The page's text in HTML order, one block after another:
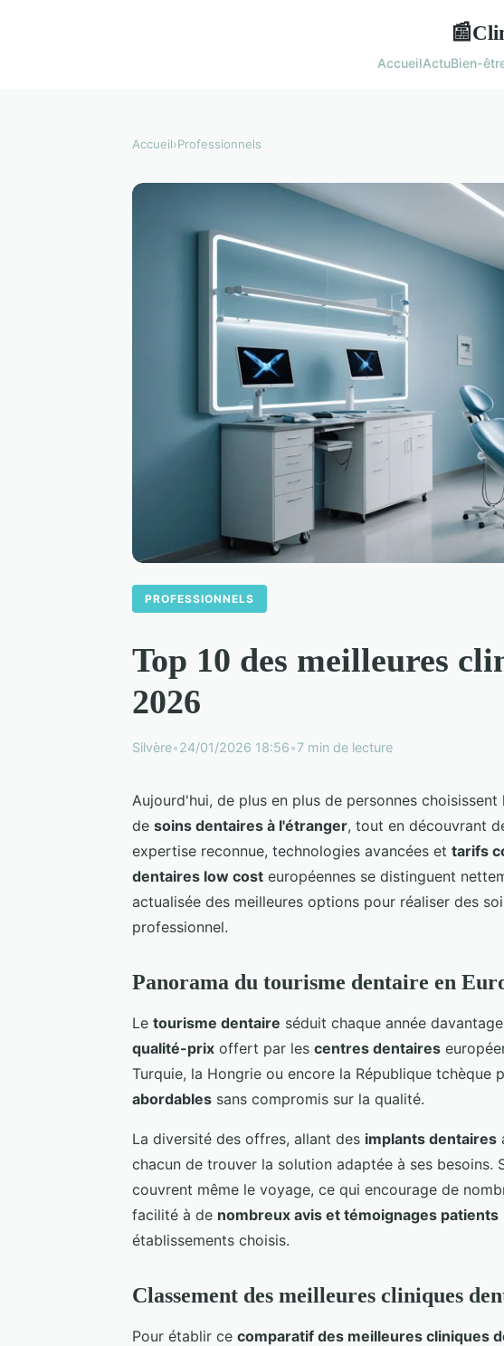
📰
AccueilActuBien-
Accueil›Professionnels
PROFESSIONNELS
Top 10 des meilleures
2026
Silvère•24/01/2026 18:56•7 min de lecture
Aujourd'hui, de plus en plus de personnes choisissent
de soins dentaires à l'étranger, tout en découvrant
expertise reconnue, technologies avancées et tarifs
dentaires low cost européennes se distinguent
actualisée des meilleures options pour réaliser des
professionnel.
Panorama du tourisme dentaire en
Le tourisme dentaire séduit chaque année
qualité-prix offert par les centres dentaires
Turquie, la Hongrie ou encore la République tchèque
abordables sans compromis sur la qualité.
La diversité des offres, allant des implants dentaires
chacun de trouver la solution adaptée à ses besoins.
couvrent même le voyage, ce qui encourage de
facilité à de nombreux avis et témoignages patients
établissements choisis.
Classement des meilleures cliniques
Pour établir ce comparatif des meilleures cliniques